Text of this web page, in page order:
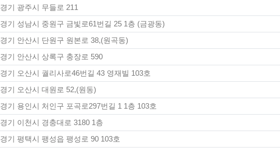
경기 광주시 무들로 211
경기 성남시 중원구 금빛로61번길 25 1층 (금광동)
경기 안산시 단원구 원본로 38,(원곡동)
경기 안산시 상록구 충장로 590
경기 오산시 궐리사로46번길 43 영재빌 103호
경기 오산시 대원로 52,(원동)
경기 용인시 처인구 포곡로297번길 1 1층 103호
경기 이천시 경충대로 3180 1층
경기 평택시 팽성읍 팽성로 90 103호